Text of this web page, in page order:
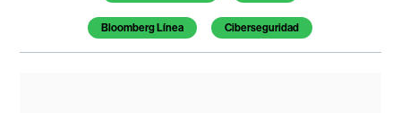
Bloomberg Línea Ciberseguridad